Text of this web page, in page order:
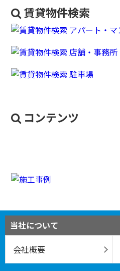
賃貸物件検索
コンテンツ
当社について
会社概要